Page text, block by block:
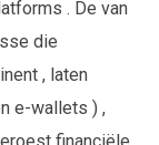
. De van
die
, laten
e-wallets ) ,